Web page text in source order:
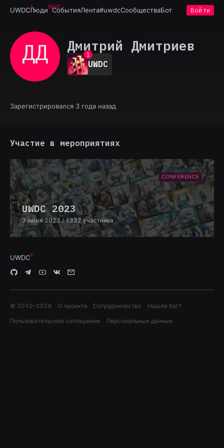
UWDCЛюди6932
СобытияЛента#uwdcСообществаБот Войти
ДД Дмитрий Дмитриев
0
1
2
3
6
UWDC
Зарегистрировался 3 года назад
Участие в мероприятиях
CONFERENCE
UWDC 2023
3 июня 2023 / 1332 участника
UWDC
© 2010–2026 О проекте Сотрудничество Нашли баг?
Пользовательское соглашение Персональные данные